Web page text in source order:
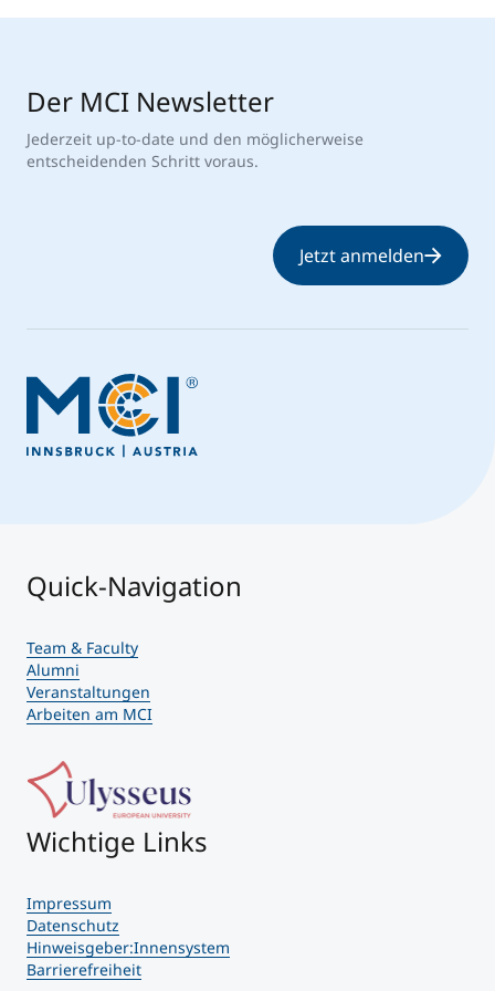
Der MCI Newsletter
Jederzeit up-to-date und den möglicherweise
entscheidenden Schritt voraus.
Jetzt anmelden
Quick-Navigation
Team & Faculty
Alumni
Veranstaltungen
Arbeiten am MCI
Wichtige Links
Impressum
Datenschutz
Hinweisgeber:Innensystem
Barrierefreiheit